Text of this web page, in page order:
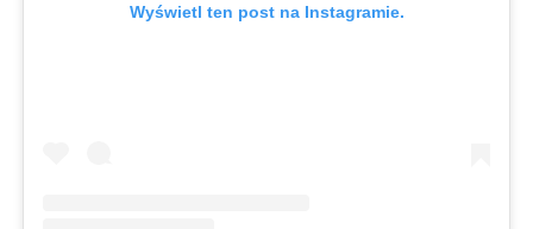
Wyświetl ten post na Instagramie.